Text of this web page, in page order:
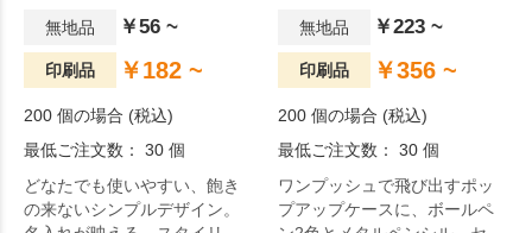
無地品 ￥56 ~
印刷品 ￥182 ~
200 個の場合 (税込)
最低ご注文数： 30 個
どなたでも使いやすい、飽き
の来ないシンプルデザイン。
無地品 ￥223 ~
印刷品 ￥356 ~
200 個の場合 (税込)
最低ご注文数： 30 個
ワンプッシュで飛び出すポッ
プアップケースに、ボールペ